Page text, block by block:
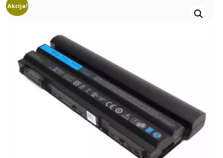
Akcija!